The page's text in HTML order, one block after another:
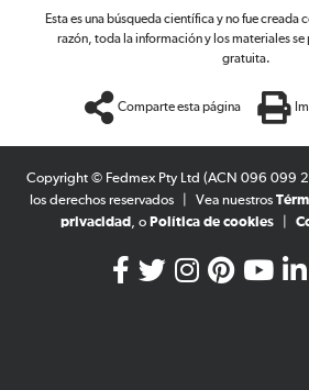
Esta es una búsqueda científica y no fue creada
razón, toda la información y los materiales
gratuita.
Comparte esta página
Copyright © Fedmex Pty Ltd (ACN 096 099
los derechos reservados
Vea nuestros
privacidad , o Política de cookies